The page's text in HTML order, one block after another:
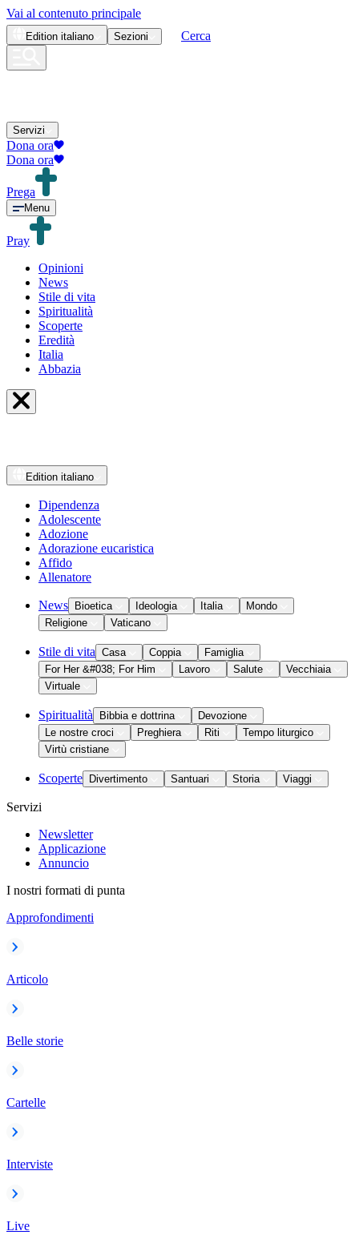
Vai al contenuto principale
Edition italiano Sezioni Cerca
Servizi
Dona ora
Dona ora
Prega
Menu
Pray
Opinioni
News
Stile di vita
Spiritualità
Scoperte
Eredità
Italia
Abbazia
Edition italiano
Dipendenza
Adolescente
Adozione
Adorazione eucaristica
Affido
Allenatore
News Bioetica Ideologia Italia
Mondo
Religione
Vaticano
Stile di vita Casa Coppia
Famiglia
For Her &#038; For Him
Lavoro Salute
Vecchiaia
Virtuale
Spiritualità Bibbia e dottrina
Devozione
Le nostre croci
Preghiera Riti
Tempo liturgico
Virtù cristiane
Scoperte Divertimento Santuari Storia Viaggi
Servizi
Newsletter
Applicazione
Annuncio
I nostri formati di punta
Approfondimenti
Articolo
Belle storie
Cartelle
Interviste
Live